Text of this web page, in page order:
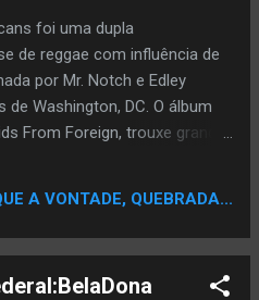
foi uma dupla
de reggae com influência de
por Mr. Notch e Edley
de Washington, DC. O álbum
From Foreign, trouxe grande
Buju Banton, Shabba Ranks,
Nao Conhece Veja Aguns
- Yardcore Born
A VONTADE, QUEBRADA...